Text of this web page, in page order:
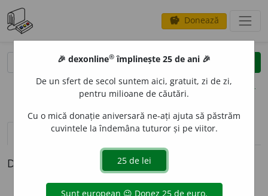
savings Donează
clear
opțiuni
definiții (1) pronunțievolume_up (3)
Definiția cu ID-ul 819942:
🎉 dexonline® împlinește 25 de ani 🎉
De un sfert de secol suntem aici, gratuit, zi de zi,
pentru milioane de căutări.
Cu o mică donație aniversară ne-ați ajuta să păstrăm
cuvintele la îndemâna tuturor și pe viitor.